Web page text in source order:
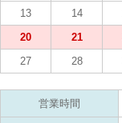
13
14
20
21
27
28
営業時間